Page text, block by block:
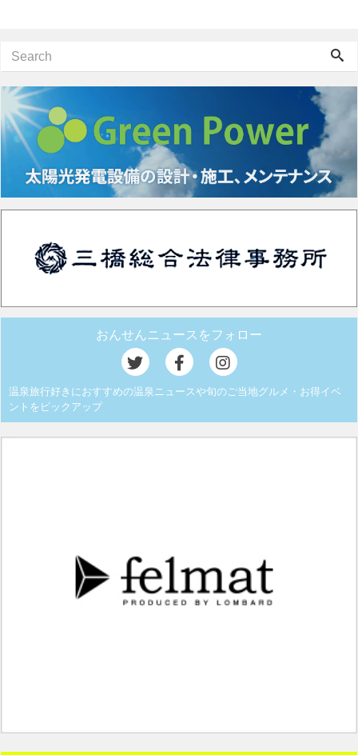
おんせんニュースをフォロー
温泉旅行好きにおすすめの温泉ニュースや旬のご当地グルメ・お得イベ
ントをピックアップ